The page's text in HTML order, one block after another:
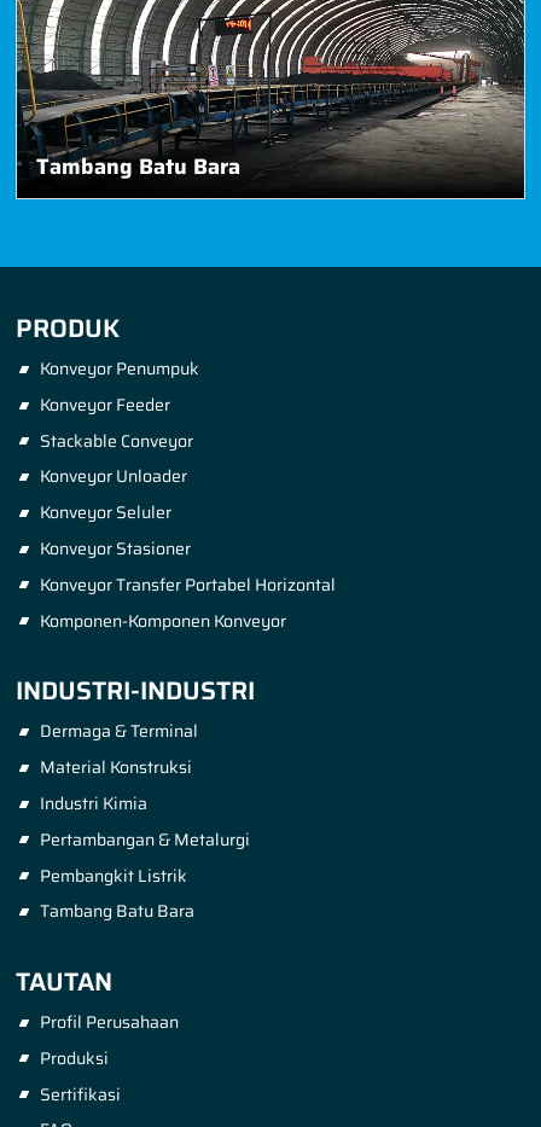
Tambang Batu Bara
PRODUK
Konveyor Penumpuk
Konveyor Feeder
Stackable Conveyor
Konveyor Unloader
Konveyor Seluler
Konveyor Stasioner
Konveyor Transfer Portabel Horizontal
Komponen-Komponen Konveyor
INDUSTRI-INDUSTRI
Dermaga & Terminal
Material Konstruksi
Industri Kimia
Pertambangan & Metalurgi
Pembangkit Listrik
Tambang Batu Bara
TAUTAN
Profil Perusahaan
Produksi
Sertifikasi